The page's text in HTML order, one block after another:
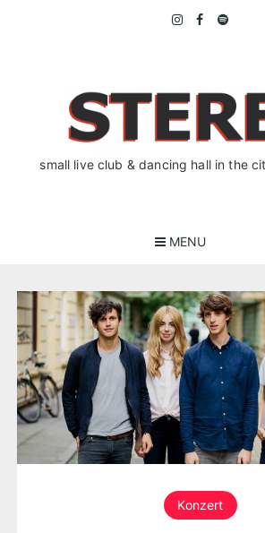
small live club & dancing hall in the
MENU
Konzert